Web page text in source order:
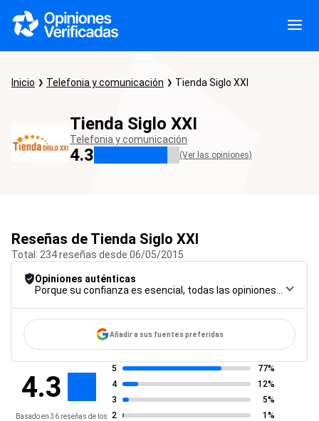
Inicio Telefonia y comunicación Tienda Siglo XXI
Tienda Siglo XXI
Telefonia y comunicación
4.3 (Ver las opiniones)
Reseñas de Tienda Siglo XXI
Total: 234 reseñas desde 06/05/2015
Opiniones auténticas
Añadir a sus fuentes preferidas
4.3
Basado en 36 reseñas de los
5
77%
4
12%
3
5%
2
1%